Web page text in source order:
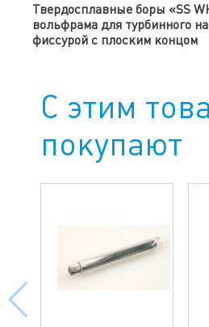
Твердосплавные боры «SS
вольфрама для турбинного
фиссурой с плоским концом
С этим
покупают